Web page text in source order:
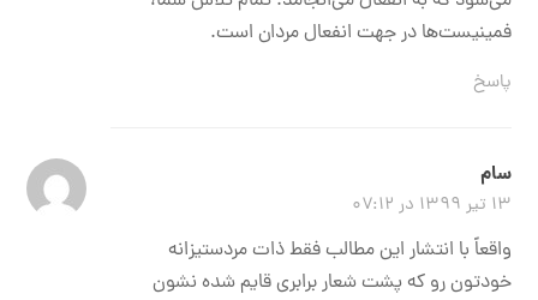
فمینیست‌ها در جهت انفعال مردان است.
پاسخ
سام
۱۳ تیر ۱۳۹۹ در ۰۷:۱۲
واقعاً با انتشار این مطالب فقط ذات مردستیزانه
خودتون رو که پشت شعار برابری قایم شده نشون